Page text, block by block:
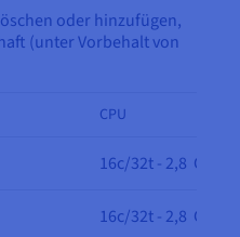
oder hinzufügen,
(unter Vorbehalt von
CPU
16c/32t - 2,8 GHz
16c/32t - 2,8 GHz